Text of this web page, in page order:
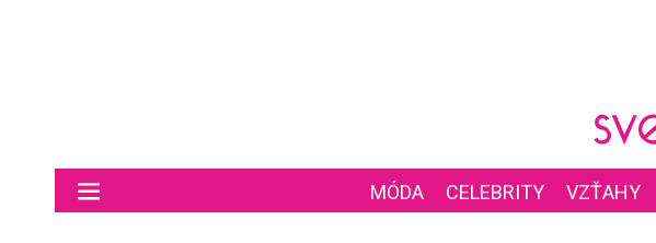
MÓDA CELEBRITY VZŤAHY